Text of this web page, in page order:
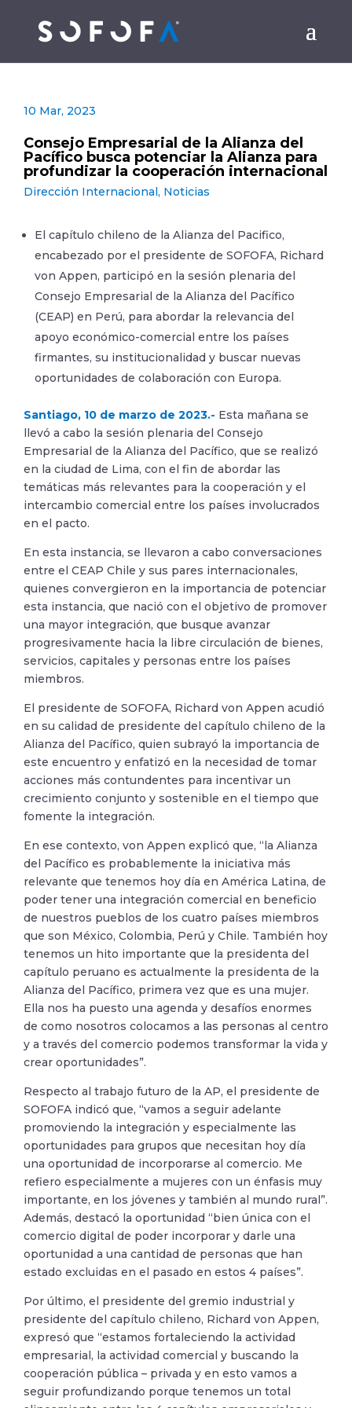
10 Mar, 2023
Consejo Empresarial de la Alianza del
Pacífico busca potenciar la Alianza para
profundizar la cooperación internacional
Dirección Internacional, Noticias
El capítulo chileno de la Alianza del Pacifico,
encabezado por el presidente de SOFOFA, Richard
von Appen, participó en la sesión plenaria del
Consejo Empresarial de la Alianza del Pacífico
(CEAP) en Perú, para abordar la relevancia del
apoyo económico-comercial entre los países
firmantes, su institucionalidad y buscar nuevas
oportunidades de colaboración con Europa.
Santiago, 10 de marzo de 2023.- Esta mañana se
llevó a cabo la sesión plenaria del Consejo
Empresarial de la Alianza del Pacífico, que se realizó
en la ciudad de Lima, con el fin de abordar las
temáticas más relevantes para la cooperación y el
intercambio comercial entre los países involucrados
en el pacto.
En esta instancia, se llevaron a cabo conversaciones
entre el CEAP Chile y sus pares internacionales,
quienes convergieron en la importancia de potenciar
esta instancia, que nació con el objetivo de promover
una mayor integración, que busque avanzar
progresivamente hacia la libre circulación de bienes,
servicios, capitales y personas entre los países
miembros.
El presidente de SOFOFA, Richard von Appen acudió
en su calidad de presidente del capítulo chileno de la
Alianza del Pacífico, quien subrayó la importancia de
este encuentro y enfatizó en la necesidad de tomar
acciones más contundentes para incentivar un
crecimiento conjunto y sostenible en el tiempo que
fomente la integración.
En ese contexto, von Appen explicó que, “la Alianza
del Pacífico es probablemente la iniciativa más
relevante que tenemos hoy día en América Latina, de
poder tener una integración comercial en beneficio
de nuestros pueblos de los cuatro países miembros
que son México, Colombia, Perú y Chile. También hoy
tenemos un hito importante que la presidenta del
capítulo peruano es actualmente la presidenta de la
Alianza del Pacífico, primera vez que es una mujer.
Ella nos ha puesto una agenda y desafíos enormes
de como nosotros colocamos a las personas al centro
y a través del comercio podemos transformar la vida y
crear oportunidades”.
Respecto al trabajo futuro de la AP, el presidente de
SOFOFA indicó que, “vamos a seguir adelante
promoviendo la integración y especialmente las
oportunidades para grupos que necesitan hoy día
una oportunidad de incorporarse al comercio. Me
refiero especialmente a mujeres con un énfasis muy
importante, en los jóvenes y también al mundo rural”.
Además, destacó la oportunidad “bien única con el
comercio digital de poder incorporar y darle una
oportunidad a una cantidad de personas que han
estado excluidas en el pasado en estos 4 países”.
Por último, el presidente del gremio industrial y
presidente del capítulo chileno, Richard von Appen,
expresó que “estamos fortaleciendo la actividad
empresarial, la actividad comercial y buscando la
cooperación pública – privada y en esto vamos a
seguir profundizando porque tenemos un total